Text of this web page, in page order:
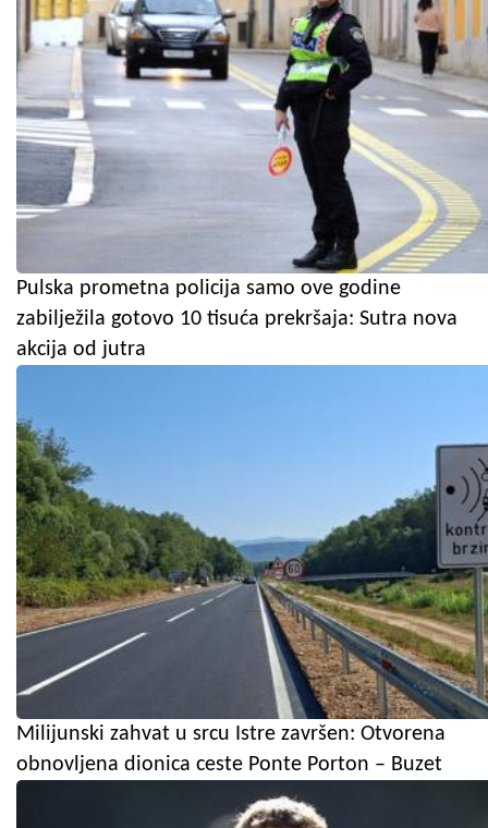
Pulska prometna policija samo ove godine
zabilježila gotovo 10 tisuća prekršaja: Sutra nova
akcija od jutra
Milijunski zahvat u srcu Istre završen: Otvorena
obnovljena dionica ceste Ponte Porton – Buzet